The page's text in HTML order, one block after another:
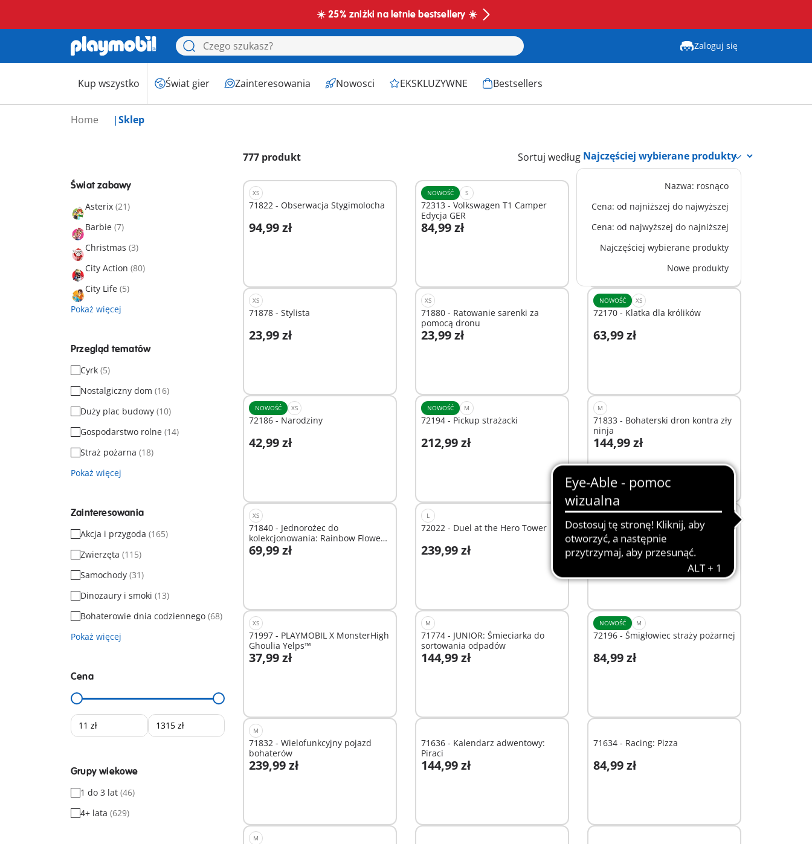
☀️ 25% zniżki na letnie bestsellery ☀️
Zaloguj się
Kup wszystko Świat gier Zainteresowania Nowosci EKSKLUZYWNE Bestsellers
Home Sklep
777 produkt Sortuj według
Nazwa: rosnąco
Cena: od najniższej do najwyższej
Cena: od najwyższej do najniższej
Najczęściej wybierane produkty
Nowe produkty
Świat zabawy
Asterix (21)
Barbie (7)
Christmas (3)
City Action (80)
City Life (5)
Pokaż więcej
Przegląd tematów
Cyrk (5)
Nostalgiczny dom (16)
Duży plac budowy (10)
Gospodarstwo rolne (14)
Straż pożarna (18)
Pokaż więcej
Zainteresowania
Akcja i przygoda (165)
Zwierzęta (115)
Samochody (31)
Dinozaury i smoki (13)
Bohaterowie dnia codziennego (68)
Pokaż więcej
Cena
Grupy wiekowe
1 do 3 lat (46)
4+ lata (629)
XS
71822 - Obserwacja Stygimolocha
94,99 zł
Dodaj do koszyka
NOWOŚĆ S
72313 - Volkswagen T1 Camper
Edycja GER
84,99 zł
Dodaj do koszyka
71961 - WWE® Cody Rhodes
33,99 zł
Dodaj do koszyka
XS
71878 - Stylista
23,99 zł
Dodaj do koszyka
XS
71880 - Ratowanie sarenki za
pomocą dronu
23,99 zł
Dodaj do koszyka
NOWOŚĆ XS
72170 - Klatka dla królików
63,99 zł
Dodaj do koszyka
NOWOŚĆ XS
72186 - Narodziny
42,99 zł
Dodaj do koszyka
NOWOŚĆ M
72194 - Pickup strażacki
212,99 zł
Dodaj do koszyka
M
71833 - Bohaterski dron kontra zły
ninja
144,99 zł
Dodaj do koszyka
XS
71840 - Jednorożec do
kolekcjonowania: Rainbow Flower z
wróżką
69,99 zł
Dodaj do koszyka
L
72022 - Duel at the Hero Tower
239,99 zł
Dodaj do koszyka
XS
71998 - PLAYMOBIL X MonsterHigh
Lagoona Blue™
37,99 zł
Dodaj do koszyka
XS
71997 - PLAYMOBIL X MonsterHigh
Ghoulia Yelps™
37,99 zł
Dodaj do koszyka
M
71774 - JUNIOR: Śmieciarka do
sortowania odpadów
144,99 zł
Dodaj do koszyka
NOWOŚĆ M
72196 - Śmigłowiec straży pożarnej
84,99 zł
Dodaj do koszyka
M
71832 - Wielofunkcyjny pojazd
bohaterów
239,99 zł
Dodaj do koszyka
71636 - Kalendarz adwentowy:
Piraci
144,99 zł
Dodaj do koszyka
71634 - Racing: Pizza
84,99 zł
Dodaj do koszyka
M